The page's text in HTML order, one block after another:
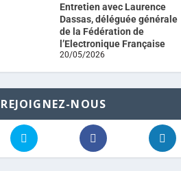
Entretien avec Laurence
Dassas, déléguée générale
de la Fédération de
l’Electronique Française
20/05/2026
REJOIGNEZ-NOUS